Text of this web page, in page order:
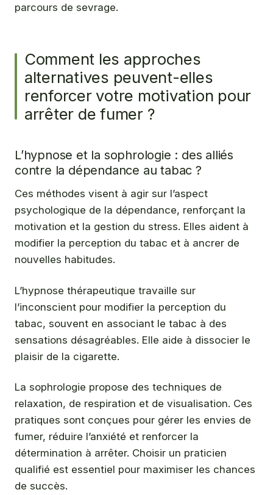
parcours de sevrage.
Comment les approches
alternatives peuvent-elles
renforcer votre motivation pour
arrêter de fumer ?
L’hypnose et la sophrologie : des alliés
contre la dépendance au tabac ?
Ces méthodes visent à agir sur l’aspect
psychologique de la dépendance, renforçant la
motivation et la gestion du stress. Elles aident à
modifier la perception du tabac et à ancrer de
nouvelles habitudes.
L’hypnose thérapeutique travaille sur
l’inconscient pour modifier la perception du
tabac, souvent en associant le tabac à des
sensations désagréables. Elle aide à dissocier le
plaisir de la cigarette.
La sophrologie propose des techniques de
relaxation, de respiration et de visualisation. Ces
pratiques sont conçues pour gérer les envies de
fumer, réduire l’anxiété et renforcer la
détermination à arrêter. Choisir un praticien
qualifié est essentiel pour maximiser les chances
de succès.